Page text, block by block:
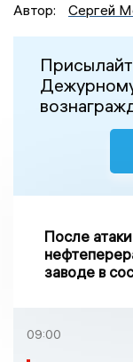
Автор:
Сергей
После
заводе в
возгорание
09:00